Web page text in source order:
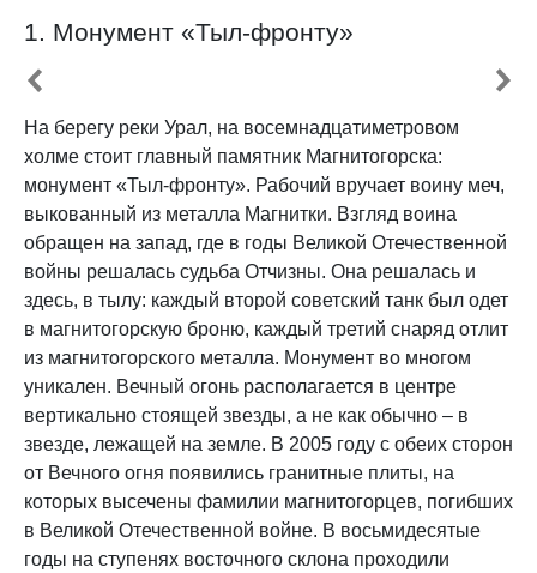
1. Монумент «Тыл-фронту»
На берегу реки Урал, на восемнадцатиметровом
холме стоит главный памятник Магнитогорска:
монумент «Тыл-фронту». Рабочий вручает воину меч,
выкованный из металла Магнитки. Взгляд воина
обращен на запад, где в годы Великой Отечественной
войны решалась судьба Отчизны. Она решалась и
здесь, в тылу: каждый второй советский танк был одет
в магнитогорскую броню, каждый третий снаряд отлит
из магнитогорского металла. Монумент во многом
уникален. Вечный огонь располагается в центре
вертикально стоящей звезды, а не как обычно – в
звезде, лежащей на земле. В 2005 году с обеих сторон
от Вечного огня появились гранитные плиты, на
которых высечены фамилии магнитогорцев, погибших
в Великой Отечественной войне. В восьмидесятые
годы на ступенях восточного склона проходили